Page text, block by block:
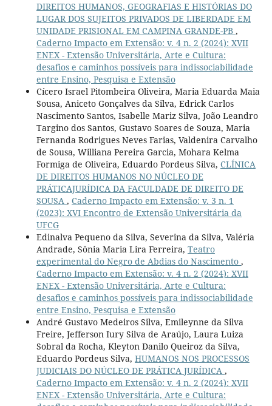
DIREITOS HUMANOS, GEOGRAFIAS E HISTÓRIAS DO
LUGAR DOS SUJEITOS PRIVADOS DE LIBERDADE EM
UNIDADE PRISIONAL EM CAMPINA GRANDE-PB ,
Caderno Impacto em Extensão: v. 4 n. 2 (2024): XVII
ENEX - Extensão Universitária, Arte e Cultura:
desafios e caminhos possíveis para indissociabilidade
entre Ensino, Pesquisa e Extensão
Cícero Israel Pitombeira Oliveira, Maria Eduarda Maia
Sousa, Aniceto Gonçalves da Silva, Edrick Carlos
Nascimento Santos, Isabelle Mariz Silva, João Leandro
Targino dos Santos, Gustavo Soares de Souza, Maria
Fernanda Rodrigues Neves Farias, Valdenira Carvalho
de Sousa, Williana Pereira Garcia, Mohara Kelma
Formiga de Oliveira, Eduardo Pordeus Silva, CLÍNICA
DE DIREITOS HUMANOS NO NÚCLEO DE
PRÁTICAJURÍDICA DA FACULDADE DE DIREITO DE
SOUSA , Caderno Impacto em Extensão: v. 3 n. 1
(2023): XVI Encontro de Extensão Universitária da
UFCG
Edinalva Pequeno da Silva, Severina da Silva, Valéria
Andrade, Sônia Maria Lira Ferreira, Teatro
experimental do Negro de Abdias do Nascimento ,
Caderno Impacto em Extensão: v. 4 n. 2 (2024): XVII
ENEX - Extensão Universitária, Arte e Cultura:
desafios e caminhos possíveis para indissociabilidade
entre Ensino, Pesquisa e Extensão
André Gustavo Medeiros Silva, Emileynne da Silva
Freire, Jefferson Iury Silva de Araújo, Laura Luiza
Sobral da Rocha, Kleyton Danilo Queiroz da Silva,
Eduardo Pordeus Silva, HUMANOS NOS PROCESSOS
JUDICIAIS DO NÚCLEO DE PRÁTICA JURÍDICA ,
Caderno Impacto em Extensão: v. 4 n. 2 (2024): XVII
ENEX - Extensão Universitária, Arte e Cultura: